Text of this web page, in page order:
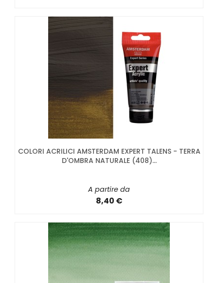
COLORI ACRILICI AMSTERDAM EXPERT TALENS - TERRA
D'OMBRA NATURALE (408)...
A partire da
8,40 €